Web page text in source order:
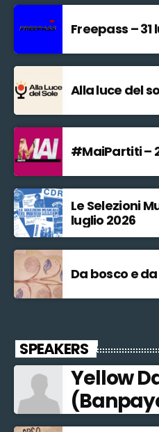
Freepass – 31
Alla luce del
#MaiPartiti –
Le Selezioni
luglio 2026
Da bosco e
SPEAKERS
Yellow